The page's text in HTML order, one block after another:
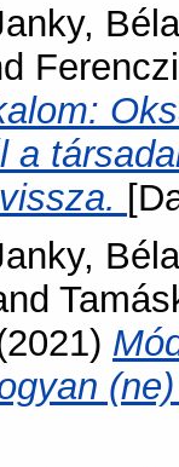
Béla
a
Béla